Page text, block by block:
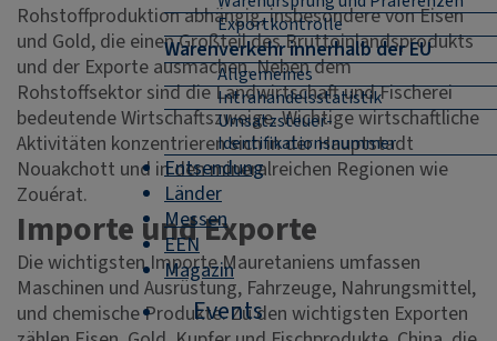
Exportkontrolle
Warenverkehr innerhalb der EU
Allgemeines
Intrahandelsstatistik
Umsatzsteuer-
Identifikationsnummer
Entsendung
Länder
Messen
EEN
Magazin
Events
Rohstoffproduktion abhängig, insbesondere von Eisen
und Gold, die einen Großteil des Bruttoinlandsprodukts
und der Exporte ausmachen. Neben dem
Rohstoffsektor sind die Landwirtschaft und Fischerei
bedeutende Wirtschaftszweige. Wichtige wirtschaftliche
Aktivitäten konzentrieren sich in der Hauptstadt
Nouakchott und in den mineralreichen Regionen wie
Zouérat.
Importe und Exporte
Die wichtigsten Importe Mauretaniens umfassen
Maschinen und Ausrüstung, Fahrzeuge, Nahrungsmittel,
und chemische Produkte. Zu den wichtigsten Exporten